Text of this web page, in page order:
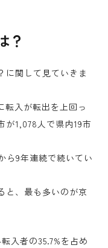
？
に関して見ていきま
転入が転出を上回っ
が1,078人で県内19市
ら9年連続で続いてい
と、最も多いのが京
入者の35.7%を占め